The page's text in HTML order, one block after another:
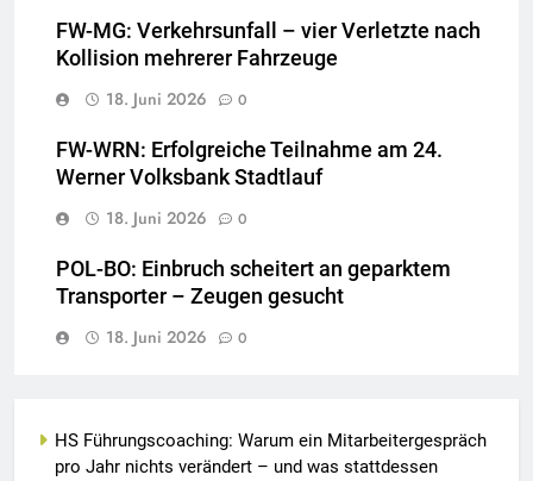
FW-MG: Verkehrsunfall – vier Verletzte nach
Kollision mehrerer Fahrzeuge
18. Juni 2026
0
FW-WRN: Erfolgreiche Teilnahme am 24.
Werner Volksbank Stadtlauf
18. Juni 2026
0
POL-BO: Einbruch scheitert an geparktem
Transporter – Zeugen gesucht
18. Juni 2026
0
HS Führungscoaching: Warum ein Mitarbeitergespräch
pro Jahr nichts verändert – und was stattdessen